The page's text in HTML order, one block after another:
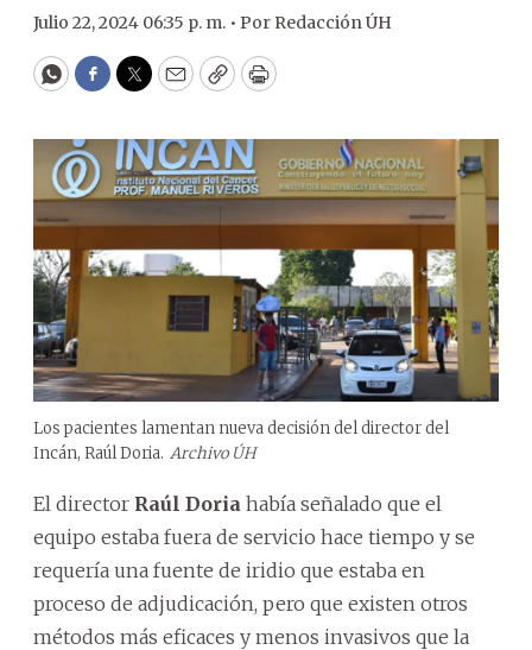
Julio 22, 2024 06:35 p. m. • Por Redacción ÚH
WhatsApp
Facebook
Twitter
EmailCopyPrint
Los pacientes lamentan nueva decisión del director del
Incán, Raúl Doria. Archivo ÚH
El director Raúl Doria había señalado que el
equipo estaba fuera de servicio hace tiempo y se
requería una fuente de iridio que estaba en
proceso de adjudicación, pero que existen otros
métodos más eficaces y menos invasivos que la